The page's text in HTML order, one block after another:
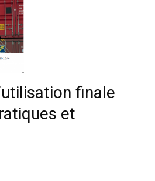
finale
et